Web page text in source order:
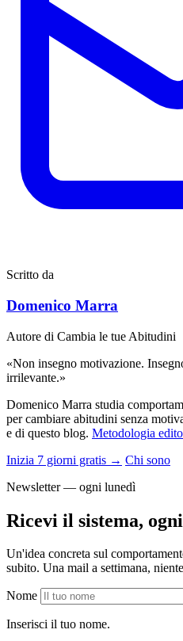
Scritto da
Domenico Marra
Autore di Cambia le tue Abitudini
«Non insegno motivazione.
irrilevante.»
Domenico Marra studia
per cambiare abitudini senza
e di questo blog. Metodologia
Inizia 7 giorni gratis → Chi sono
Newsletter — ogni lunedì
Ricevi il sistema,
Un'idea concreta sul
subito. Una mail a settimana,
Nome
Inserisci il tuo nome.